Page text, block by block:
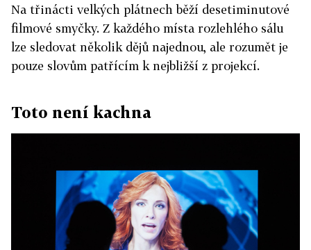
Na třinácti velkých plátnech běží desetiminutové
filmové smyčky. Z každého místa rozlehlého sálu
lze sledovat několik dějů najednou, ale rozumět je
pouze slovům patřícím k nejbližší z projekcí.
Toto není kachna